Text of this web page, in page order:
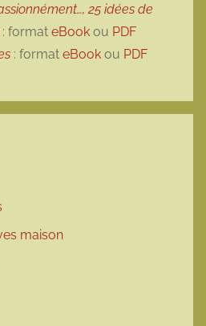
25 idées de
: format eBook ou PDF
: format eBook ou PDF
maison